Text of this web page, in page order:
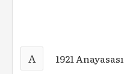
A 1921 Anayasası